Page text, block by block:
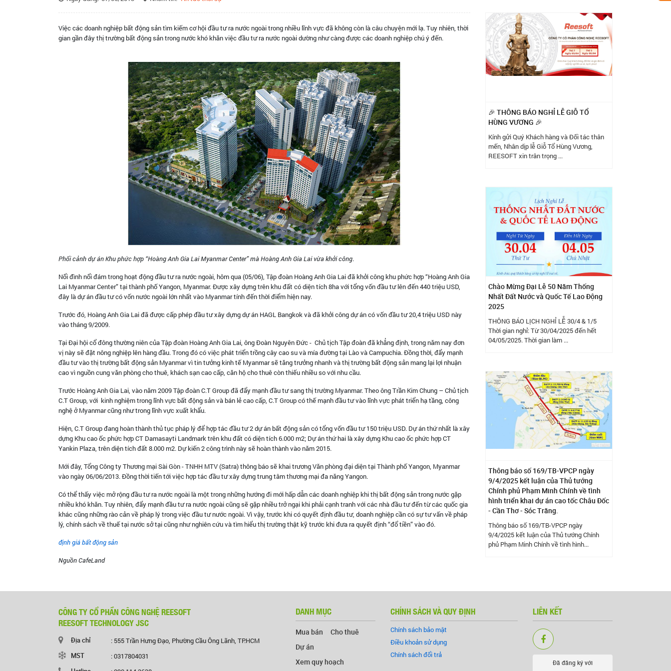
Việc các doanh nghiệp bất động sản tìm kiếm cơ hội đầu tư ra nước ngoài trong nhiều lĩnh vực đã không còn là câu chuyện mới lạ. Tuy nhiên, thời
gian gần đây thị trường bất động sản trong nước khó khăn việc đầu tư ra nước ngoài dường như càng được các doanh nghiệp chú ý đến.
Phối cảnh dự án Khu phức hợp “Hoàng Anh Gia Lai Myanmar Center” mà Hoàng Anh Gia Lai vừa khởi công.
Nổi đình nổi đám trong hoạt động đầu tư ra nước ngoài, hôm qua (05/06), Tập đoàn Hoàng Anh Gia Lai đã khởi công khu phức hợp “Hoàng Anh Gia
Lai Myanmar Center” tại thành phố Yangon, Myanmar. Được xây dựng trên khu đất có diện tích 8ha với tổng vốn đầu tư lên đến 440 triệu USD,
đây là dự án đầu tư có vốn nước ngoài lớn nhất vào Myanmar tính đến thời điểm hiện nay.
Trước đó, Hoàng Anh Gia Lai đã được cấp phép đầu tư xây dựng dự án HAGL Bangkok và đã khởi công dự án có vốn đầu tư 20,4 triệu USD này
vào tháng 9/2009.
Tại Đại hội cổ đông thường niên của Tập đoàn Hoàng Anh Gia Lai, ông Đoàn Nguyên Đức - Chủ tịch Tập đoàn đã khẳng định, trong năm nay đơn
vị này sẽ đặt nông nghiệp lên hàng đầu. Trong đó có việc phát triển trồng cây cao su và mía đường tại Lào và Campuchia. Đồng thời, đẩy mạnh
đầu tư vào thị trường bất động sản Myanmar vì tin tưởng kinh tế Myanmar sẽ tăng trưởng nhanh và thị trường bất động sản mang lại lợi nhuận
cao vì nguồn cung văn phòng cho thuê, khách sạn cao cấp, căn hộ cho thuê còn thiếu nhiều so với nhu cầu.
Trước Hoàng Anh Gia Lai, vào năm 2009 Tập đoàn C.T Group đã đẩy mạnh đầu tư sang thị trường Myanmar. Theo ông Trần Kim Chung – Chủ tịch
C.T Group, với kinh nghiệm trong lĩnh vực bất động sản và bán lẻ cao cấp, C.T Group có thế mạnh đầu tư vào lĩnh vực phát triển hạ tầng, công
nghệ ở Myanmar cũng như trong lĩnh vực xuất khẩu.
Hiện, C.T Group đang hoàn thành thủ tục pháp lý để hợp tác đầu tư 2 dự án bất động sản có tổng vốn đầu tư 150 triệu USD. Dự án thứ nhất là xây
dựng Khu cao ốc phức hợp CT Damasayti Landmark trên khu đất có diện tích 6.000 m2; Dự án thứ hai là xây dựng Khu cao ốc phức hợp CT
Yankin Plaza, trên diện tích đất 8.000 m2. Dự kiến 2 công trình này sẽ hoàn thành vào năm 2015.
Mới đây, Tổng Công ty Thương mại Sài Gòn - TNHH MTV (Satra) thông báo sẽ khai trương Văn phòng đại diện tại Thành phố Yangon, Myanmar
vào ngày 06/06/2013. Đồng thời tiến tới việc hợp tác đầu tư xây dựng trung tâm thương mại đa năng Yangon.
Có thể thấy việc mở rộng đầu tư ra nước ngoài là một trong những hướng đi mới hấp dẫn các doanh nghiệp khi thị bất động sản trong nước gặp
nhiều khó khăn. Tuy nhiên, đẩy mạnh đầu tư ra nước ngoài cũng sẽ gặp nhiều trở ngại khi phải cạnh tranh với các nhà đầu tư đến từ các quốc gia
khác cũng những rào cản về pháp lý trong việc đầu tư nước ngoài. Vì vậy, trước khi có quyết định đầu tư, doanh nghiệp cần có sự tư vấn về pháp
lý, chính sách về thuế tại nước sở tại cũng như nghiên cứu và tìm hiểu thị trường thật kỹ trước khi đưa ra quyết định “đổ tiền” vào đó.
định giá bất động sản
Nguồn CafeLand
🎉 THÔNG BÁO NGHỈ LỄ GIỖ TỔ
HÙNG VƯƠNG 🎉
Kính gửi Quý Khách hàng và Đối tác thân
mến, Nhân dịp lễ Giỗ Tổ Hùng Vương,
REESOFT xin trân trọng ...
Chào Mừng Đại Lễ 50 Năm Thống
Nhất Đất Nước và Quốc Tế Lao Động
2025
THÔNG BÁO LỊCH NGHỈ LỄ 30/4 & 1/5
Thời gian nghỉ: Từ 30/04/2025 đến hết
04/05/2025. Thời gian làm ...
Thông báo số 169/TB-VPCP ngày
9/4/2025 kết luận của Thủ tướng
Chính phủ Phạm Minh Chính về tình
hình triển khai dự án cao tốc Châu Đốc
- Cần Thơ - Sóc Trăng.
Thông báo số 169/TB-VPCP ngày
9/4/2025 kết luận của Thủ tướng Chính
phủ Phạm Minh Chính về tình hình...
CÔNG TY CỔ PHẦN CÔNG NGHỆ REESOFT
REESOFT TECHNOLOGY JSC
Địa chỉ
: 555 Trần Hưng Đạo, Phường Cầu Ông Lãnh, TP.HCM
MST
: 0317804031
DANH MỤC
Mua bán
Cho thuê
Dự án
Xem quy hoạch
CHÍNH SÁCH VÀ QUY ĐỊNH
Chính sách bảo mật
Điều khoản sử dụng
Chính sách đổi trả
LIÊN KẾT
Đã đăng ký với